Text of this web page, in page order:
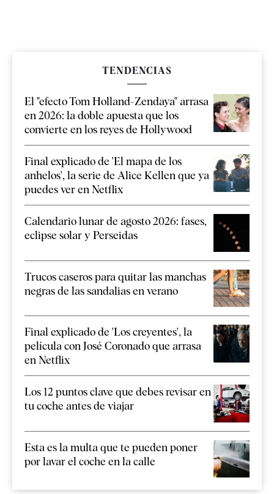
TENDENCIAS
El "efecto Tom Holland-Zendaya" arrasa
en 2026: la doble apuesta que los
convierte en los reyes de Hollywood
Final explicado de 'El mapa de los
anhelos', la serie de Alice Kellen que ya
puedes ver en Netflix
Calendario lunar de agosto 2026: fases,
eclipse solar y Perseidas
Trucos caseros para quitar las manchas
negras de las sandalias en verano
Final explicado de 'Los creyentes', la
película con José Coronado que arrasa
en Netflix
Los 12 puntos clave que debes revisar en
tu coche antes de viajar
Esta es la multa que te pueden poner
por lavar el coche en la calle